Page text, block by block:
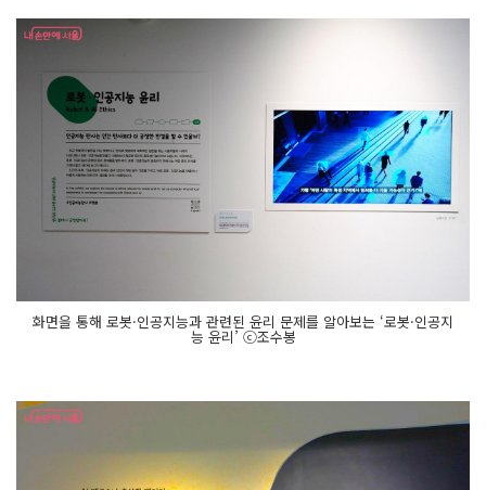
화면을 통해 로봇·인공지능과 관련된 윤리 문제를 알아보는 ‘로봇·인공지
능 윤리’ ⓒ조수봉